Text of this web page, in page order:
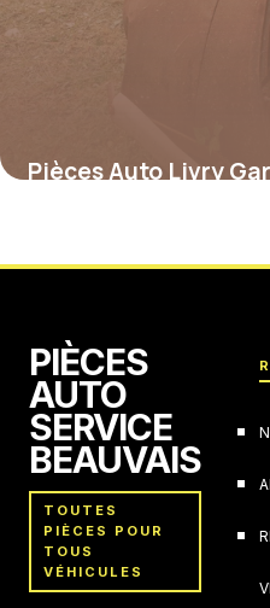
Pièces Auto Livry
PIÈCES
AUTO
SERVICE
BEAUVAIS
TOUTES
PIÈCES POUR
TOUS
VÉHICULES